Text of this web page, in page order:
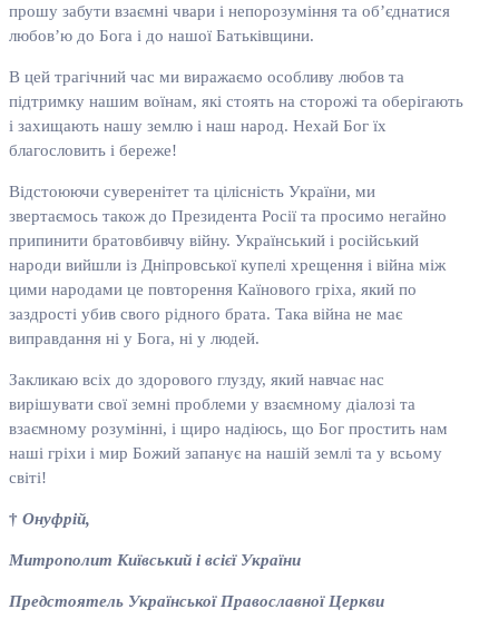
прошу забути взаємні чвари і непорозуміння та об’єднатися
любов’ю до Бога і до нашої Батьківщини.
В цей трагічний час ми виражаємо особливу любов та
підтримку нашим воїнам, які стоять на сторожі та оберігають
і захищають нашу землю і наш народ. Нехай Бог їх
благословить і береже!
Відстоюючи суверенітет та цілісність України, ми
звертаємось також до Президента Росії та просимо негайно
припинити братовбивчу війну. Український і російський
народи вийшли із Дніпровської купелі хрещення і війна між
цими народами це повторення Каїнового гріха, який по
заздрості убив свого рідного брата. Така війна не має
виправдання ні у Бога, ні у людей.
Закликаю всіх до здорового глузду, який навчає нас
вирішувати свої земні проблеми у взаємному діалозі та
взаємному розумінні, і щиро надіюсь, що Бог простить нам
наші гріхи і мир Божий запанує на нашій землі та у всьому
світі!
† Онуфрій,
Митрополит Київський і всієї України
Предстоятель Української Православної Церкви